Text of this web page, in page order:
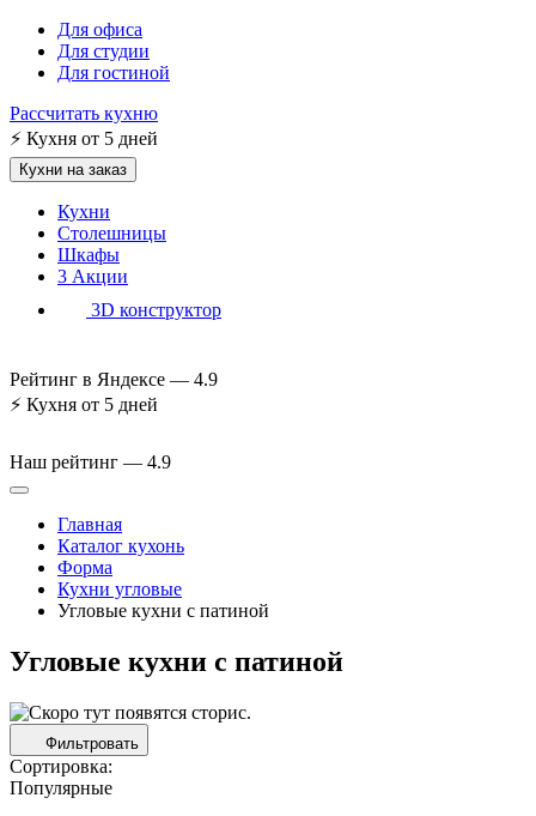
Для офиса
Для студии
Для гостиной
Рассчитать кухню
⚡ Кухня от 5 дней
Кухни на заказ
Кухни
Столешницы
Шкафы
3 Акции
3D конструктор
Рейтинг в Яндексе — 4.9
⚡ Кухня от 5 дней
Наш рейтинг — 4.9
Главная
Каталог кухонь
Форма
Кухни угловые
Угловые кухни с патиной
Угловые кухни с патиной
Фильтровать
Сортировка:
Популярные